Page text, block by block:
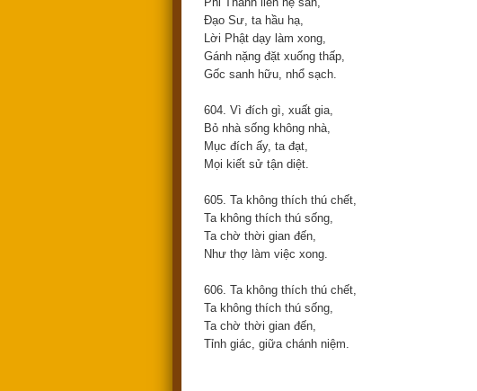
Đạo Sư, ta hầu hạ,
Lời Phật dạy làm xong,
Gánh nặng đặt xuống thấp,
Gốc sanh hữu, nhổ sạch.
604. Vì đích gì, xuất gia,
Bỏ nhà sống không nhà,
Mục đích ấy, ta đạt,
Mọi kiết sử tận diệt.
605. Ta không thích thú chết,
Ta không thích thú sống,
Ta chờ thời gian đến,
Như thợ làm việc xong.
606. Ta không thích thú chết,
Ta không thích thú sống,
Ta chờ thời gian đến,
Tỉnh giác, giữa chánh niệm.